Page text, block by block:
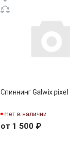
Спиннинг Galwix pixel
Нет в наличии
от 1 500 ₽